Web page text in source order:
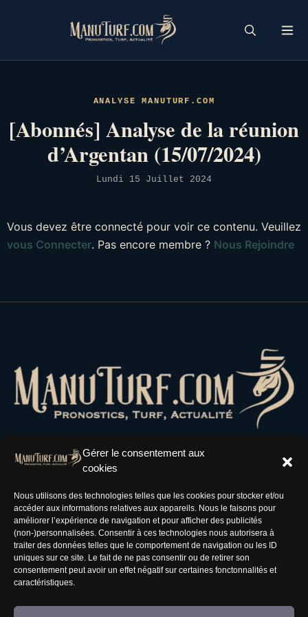
Gérer le consentement aux
cookies
Nous utilisons des technologies telles que les cookies pour stocker et/ou
accéder aux informations relatives aux appareils. Nous le faisons pour
améliorer l’expérience de navigation et pour afficher des publicités
(non-)personnalisées. Consentir à ces technologies nous autorisera à
traiter des données telles que le comportement de navigation ou les ID
uniques sur ce site. Le fait de ne pas consentir ou de retirer son
consentement peut avoir un effet négatif sur certaines fonctonnalités et
caractéristiques.
ANALYSE MANUTURF.COM
[Abonnés] Analyse de la réunion
d’Argentan (15/07/2024)
Lundi 15 Juillet 2024
Vous devez être connecté pour voir ce contenu. Veuillez
vous Connecter. Pas encore membre ? Nous Rejoindre
Informations
Nous rejoindre